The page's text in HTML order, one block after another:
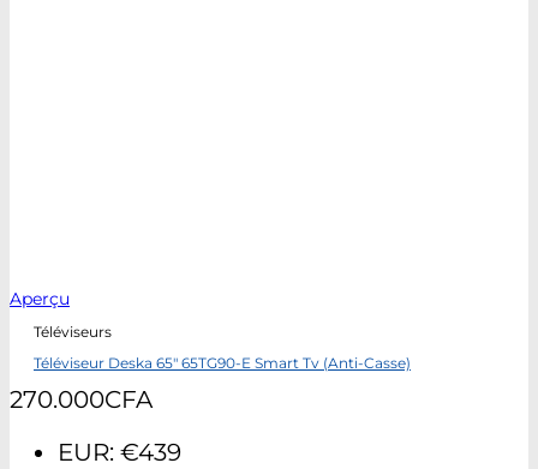
Aperçu
Téléviseurs
Téléviseur Deska 65″ 65TG90-E Smart Tv (Anti-Casse)
270.000CFA
EUR: €439